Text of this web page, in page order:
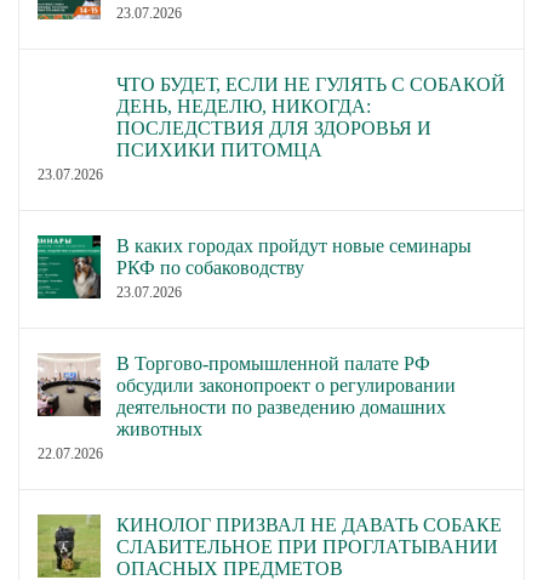
23.07.2026
ЧТО БУДЕТ, ЕСЛИ НЕ ГУЛЯТЬ С СОБАКОЙ
ДЕНЬ, НЕДЕЛЮ, НИКОГДА:
ПОСЛЕДСТВИЯ ДЛЯ ЗДОРОВЬЯ И
ПСИХИКИ ПИТОМЦА
23.07.2026
В каких городах пройдут новые семинары
РКФ по собаководству
23.07.2026
В Торгово-промышленной палате РФ
обсудили законопроект о регулировании
деятельности по разведению домашних
животных
22.07.2026
КИНОЛОГ ПРИЗВАЛ НЕ ДАВАТЬ СОБАКЕ
СЛАБИТЕЛЬНОЕ ПРИ ПРОГЛАТЫВАНИИ
ОПАСНЫХ ПРЕДМЕТОВ